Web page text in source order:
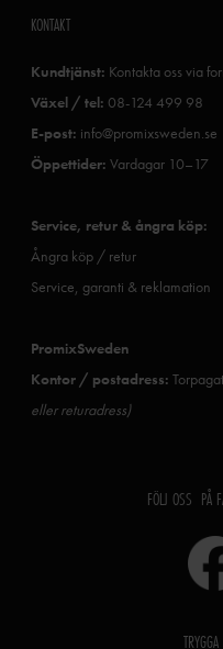
KONTAKT
Kundtjänst: Kontakta oss via
Växel / tel: 08-124 499 98
E-post: info@promixsweden.se
Öppettider: Vardagar 10–17
Service, retur & ångra köp:
Ångra köp / retur
Service, garanti & reklamation
PromixSweden
Kontor / postadress:
eller returadress)
FÖLJ OSS PÅ